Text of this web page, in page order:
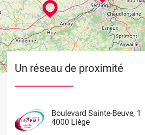
Un réseau de proximité
Image
Boulevard Sainte-Beuve, 1
4000 Liège
Image
Rue de Limbourg, 37
4800 Verviers
Image
Rue du Château Massart, 70
4000 Liège
Image
Waremme 101
4530 Villers Le Bouillet